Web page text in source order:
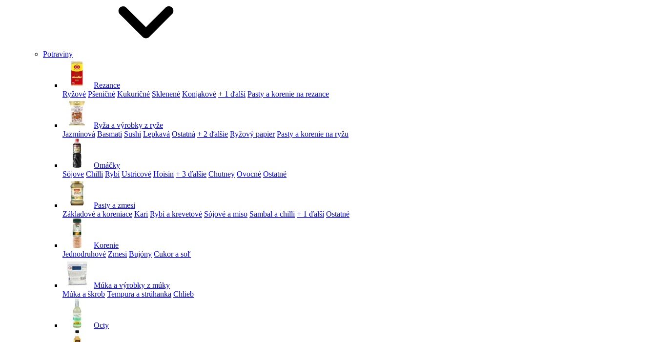
Potraviny
Rezance
Ryžové Pšeničné Kukuričné Sklenené Konjakové + 1 ďalší Pasty a korenie na rezance
Ryža a výrobky z ryže
Jazmínová Basmati Sushi Lepkavá Ostatná + 2 ďalšie Ryžový papier Pasty a korenie na ryžu
Omáčky
Sójove Chilli Rybí Ustricové Hoisin + 3 ďalšie Chutney Ovocné Ostatné
Pasty a zmesi
Základové a koreniace Kari Rybí a krevetové Sójové a miso Sambal a chilli + 1 ďalší Ostatné
Korenie
Jednodruhové Zmesi Bujóny Cukor a soľ
Múka a výrobky z múky
Múka a škrob Tempura a strúhanka Chlieb
Octy